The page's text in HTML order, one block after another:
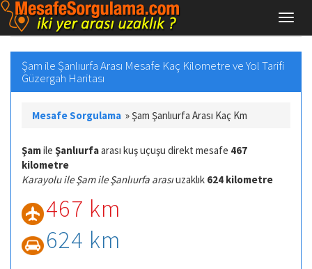
Şam ile Şanlıurfa Arası Mesafe Kaç Kilometre ve Yol Tarifi
Güzergah Haritası
Mesafe Sorgulama »Şam Şanlıurfa Arası Kaç Km
Şamile Şanlıurfaarası kuş uçuşu direkt mesafe 467
kilometre
Karayolu ile Şam ile Şanlıurfa arasıuzaklık 624 kilometre
467 km
624 km